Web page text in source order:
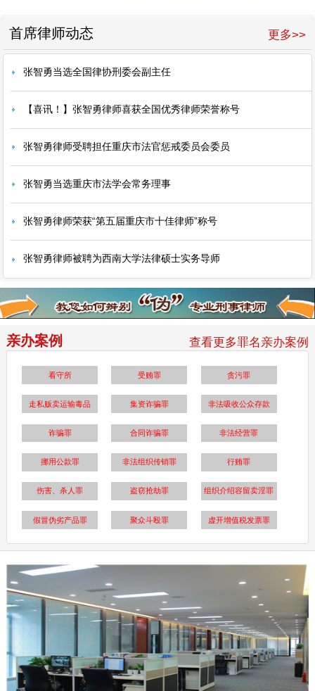
更多>>
首席律师动态
张智勇当选全国律协刑委会副主任
【喜讯！】张智勇律师喜获全国优秀律师荣誉称号
张智勇律师受聘担任重庆市法官惩戒委员会委员
张智勇当选重庆市法学会常务理事
张智勇律师荣获“第五届重庆市十佳律师”称号
张智勇律师被聘为西南大学法律硕士实务导师
亲办案例 查看更多罪名亲办案例
看守所 受贿罪 贪污罪
走私贩卖运输毒品 集资诈骗罪 非法吸收公众存款
诈骗罪 合同诈骗罪 非法经营罪
挪用公款罪 非法组织传销罪 行贿罪
伤害、杀人罪 盗窃抢劫罪 组织介绍容留卖淫罪
假冒伪劣产品罪 聚众斗殴罪 虚开增值税发票罪